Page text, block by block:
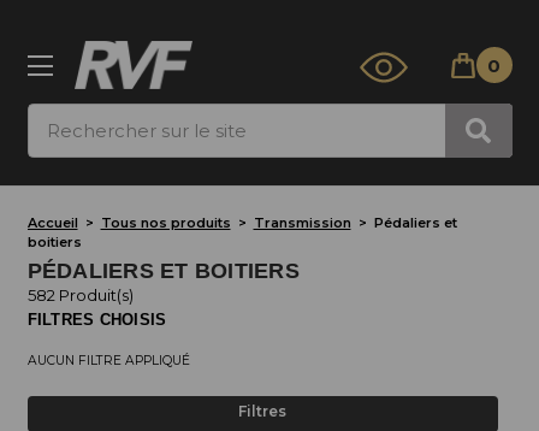
0
Accueil Tous nos produits Transmission
Pédaliers et
boitiers
PÉDALIERS ET BOITIERS
582 Produit(s)
FILTRES CHOISIS
AUCUN FILTRE APPLIQUÉ
Filtres